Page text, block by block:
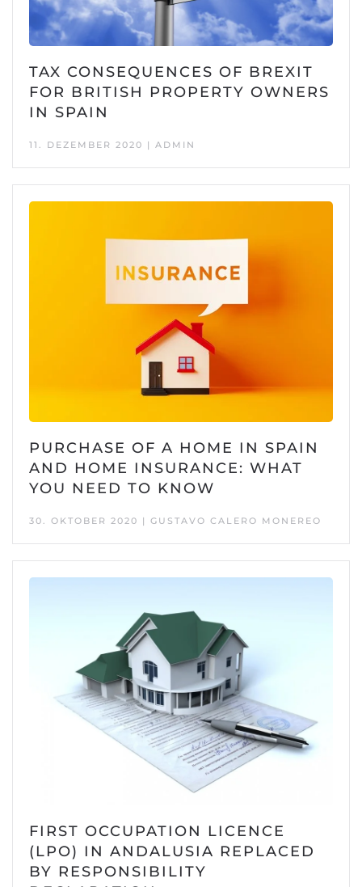
TAX CONSEQUENCES OF BREXIT
FOR BRITISH PROPERTY OWNERS
IN SPAIN
11. DEZEMBER 2020 | ADMIN
PURCHASE OF A HOME IN SPAIN
AND HOME INSURANCE: WHAT
YOU NEED TO KNOW
30. OKTOBER 2020 | GUSTAVO CALERO MONEREO
FIRST OCCUPATION LICENCE
(LPO) IN ANDALUSIA REPLACED
BY RESPONSIBILITY